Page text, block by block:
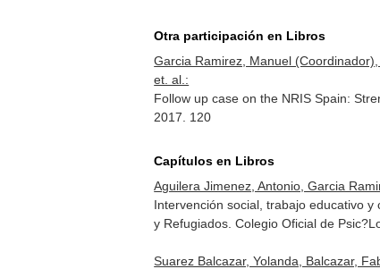
Otra participación en Libros
Garcia Ramirez, Manuel
et. al.:
Follow up case on the NRIS Spain:
2017. 120
Capítulos en Libros
Aguilera Jimenez, Antonio, Garcia
Intervención social, trabajo educativo
y Refugiados . Colegio Oficial de
Suarez Balcazar, Yolanda, Balcazar,